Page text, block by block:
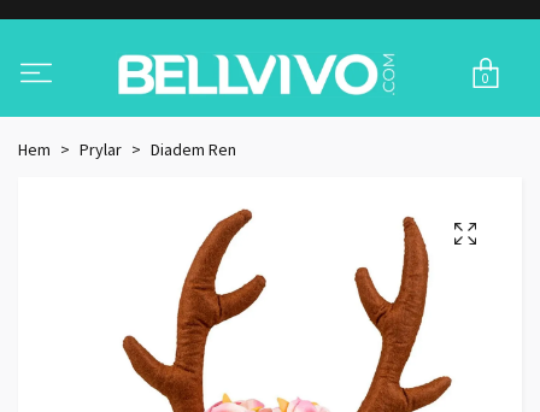
0
Hem Prylar Diadem Ren